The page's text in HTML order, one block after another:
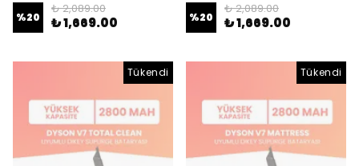
%20
₺ 2,089.00
₺ 1,669.00 %20
₺ 2,089.00
₺ 1,669.00
Tükendi Tükendi